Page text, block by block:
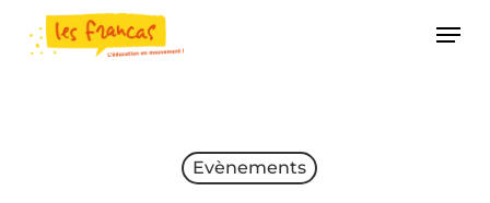
Panneau de gestion des cookies
main
Menu
Evènements